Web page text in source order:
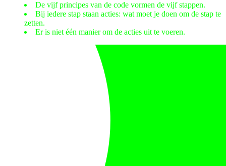
De vijf principes van de code vormen de vijf stappen.
Bij iedere stap staan acties: wat moet je doen om de stap te
zetten.
Er is niet één manier om de acties uit te voeren.